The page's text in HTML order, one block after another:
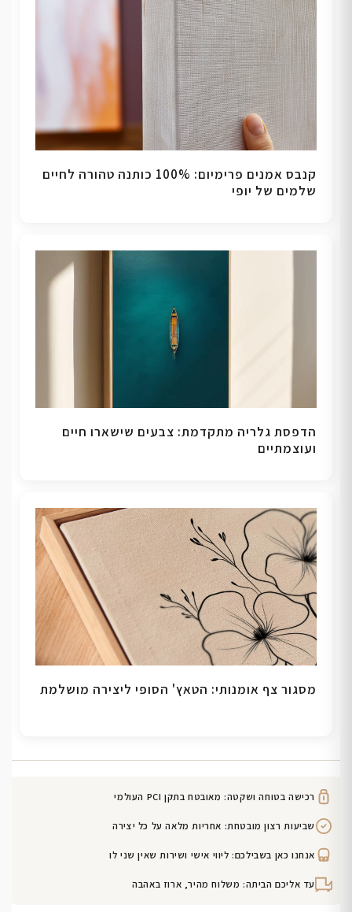
קנבס אמנים פרימיום: 100% כותנה טהורה לחיים
שלמים של יופי
הדפסת גלריה מתקדמת: צבעים שישארו חיים
ועוצמתיים
מסגור צף אומנותי: הטאץ' הסופי ליצירה מושלמת
רכישה בטוחה ושקטה: מאובטח בתקן PCI העולמי
שביעות רצון מובטחת: אחריות מלאה על כל יצירה
אנחנו כאן בשבילכם: ליווי אישי ושירות שאין שני לו
עד אליכם הביתה: משלוח מהיר, ארוז באהבה